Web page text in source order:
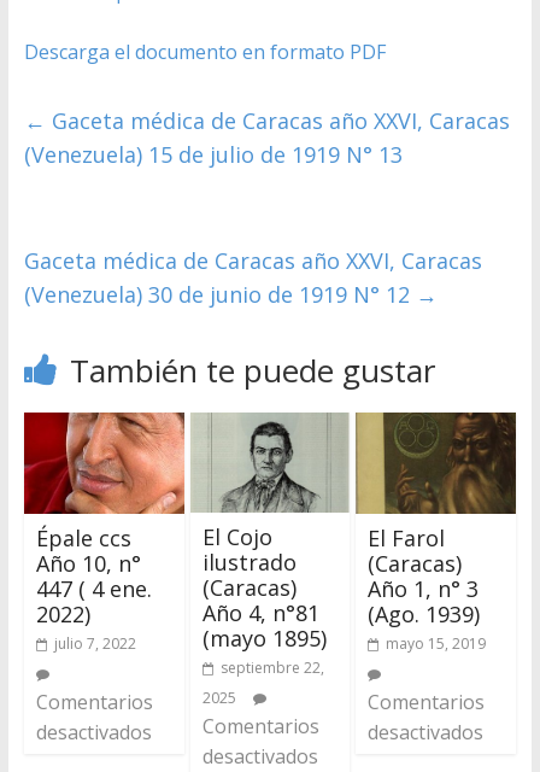
Descarga el documento en formato PDF
← Gaceta médica de Caracas año XXVI, Caracas
(Venezuela) 15 de julio de 1919 N° 13
Gaceta médica de Caracas año XXVI, Caracas
(Venezuela) 30 de junio de 1919 N° 12 →
También te puede gustar
Épale ccs
Año 10, n°
447 ( 4 ene.
2022)
julio 7, 2022
Comentarios
desactivados
El Cojo
ilustrado
(Caracas)
Año 4, n°81
(mayo 1895)
septiembre 22,
2025
Comentarios
desactivados
El Farol
(Caracas)
Año 1, n° 3
(Ago. 1939)
mayo 15, 2019
Comentarios
desactivados